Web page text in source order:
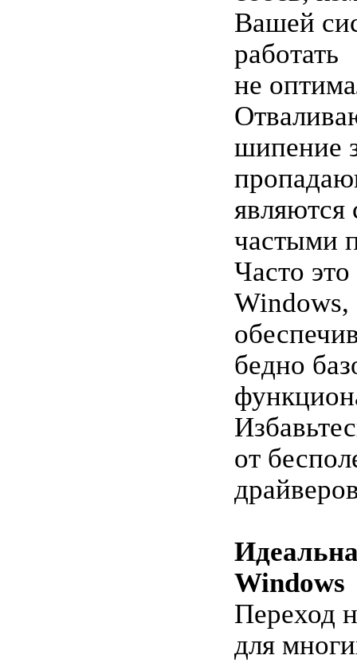
Вашей
работать
не
шипение
частыми
Часто
Windows,
бедно
от
Windows
Переход
для